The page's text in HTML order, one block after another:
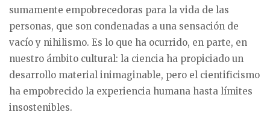
sumamente empobrecedoras para la vida de las
personas, que son condenadas a una sensación de
vacío y nihilismo. Es lo que ha ocurrido, en parte, en
nuestro ámbito cultural: la ciencia ha propiciado un
desarrollo material inimaginable, pero el cientificismo
ha empobrecido la experiencia humana hasta límites
insostenibles.